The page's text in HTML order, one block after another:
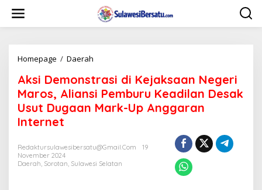
w
Homepage / Daerah
s
i
D
e
n
s
t
Aksi Demonstrasi di Kejaksaan Negeri
Maros, Aliansi Pemburu Keadilan Desak
Usut Dugaan Mark-Up Anggaran
Internet
Redaktursulawesibersatu@gmail.com
19
November 2024
Daerah, Sorotan, Sulawesi Selatan